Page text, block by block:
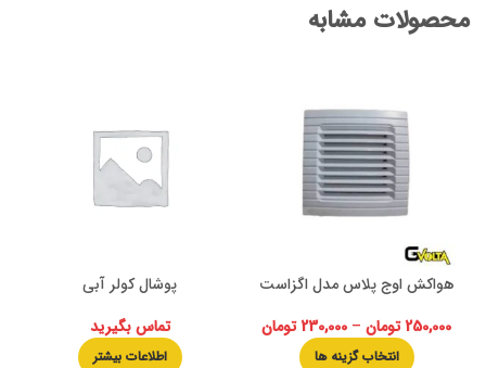
محصولات مشابه
هواکش اوج پلاس مدل اگزاست
250,000تومان –
230,000تومان
انتخاب گزینه ها
پوشال کولر آبی
تماس بگیرید
اطلاعات بیشتر